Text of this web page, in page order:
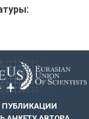
ПУБЛИКАЦИИ